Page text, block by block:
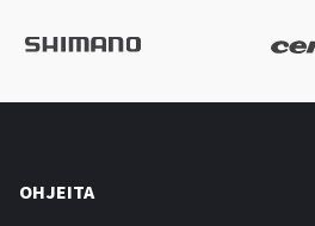
OHJEITA